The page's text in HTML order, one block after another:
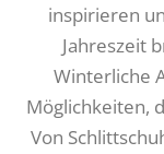
inspirieren
Jahreszeit
Winterliche
Möglichkeiten,
Von